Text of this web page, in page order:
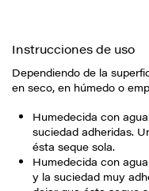
Instrucciones de uso
Dependiendo de la
en seco, en húmedo o
Humedecida con
suciedad adheridas.
ésta seque sola.
Humedecida con
y la suciedad muy